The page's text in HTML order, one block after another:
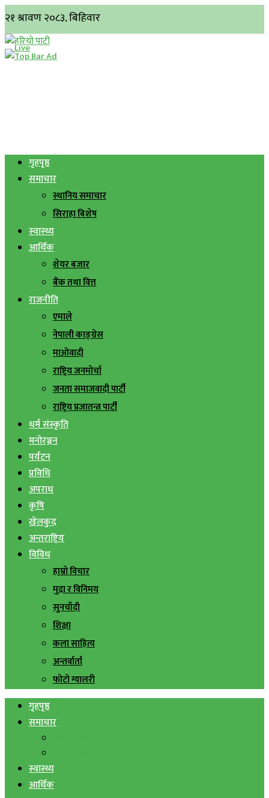
गृहपृष्ठ
समाचार
स्थानिय समाचार
सिराहा बिशेष
स्वास्थ्य
आर्थिक
शेयर बजार
बैंक तथा वित्त
राजनीति
एमाले
नेपाली काङ्ग्रेस
माओवादी
राष्ट्रिय जनमोर्चा
जनता समाजवादी पार्टी
राष्ट्रिय प्रजातन्त्र पार्टी
धर्म संस्कृति
मनोरञ्जन
पर्यटन
प्रविधि
अपराध
कृषि
खेलकुद
अन्तराष्ट्रिय
विविध
हाम्रो विचार
मुद्रा र विनिमय
सुनचाँदी
शिक्षा
कला साहित्य
अन्तर्वार्ता
फोटो ग्यालरी
गृहपृष्ठ
समाचार
स्वास्थ्य
आर्थिक